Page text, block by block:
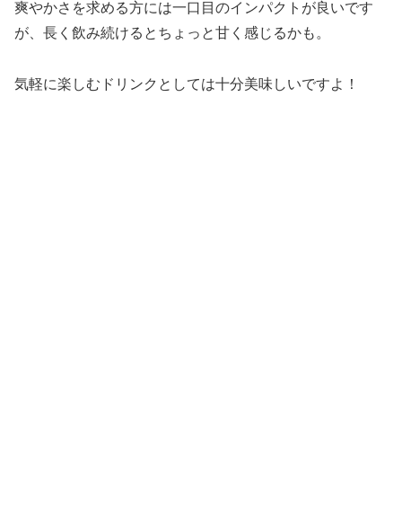
爽やかさを求める方には一口目のインパクトが良いです
が、長く飲み続けるとちょっと甘く感じるかも。
気軽に楽しむドリンクとしては十分美味しいですよ！